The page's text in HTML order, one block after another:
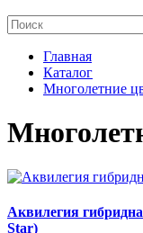
Главная
Каталог
Многолетние
Аквилегия
Star)